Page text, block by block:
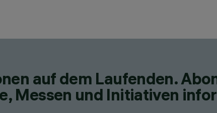
auf dem Laufenden.
Messen und Initiativen